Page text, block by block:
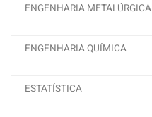
ENGENHARIA METALÚRGICA
ENGENHARIA QUÍMICA
ESTATÍSTICA